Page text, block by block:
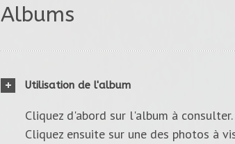
Albums
Utilisation de l'album
Cliquez d'abord sur l'album à consulter.
Cliquez ensuite sur une des photos à